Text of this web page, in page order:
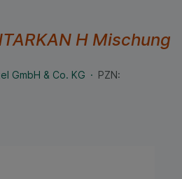
H Mischung
GmbH & Co. KG
PZN: